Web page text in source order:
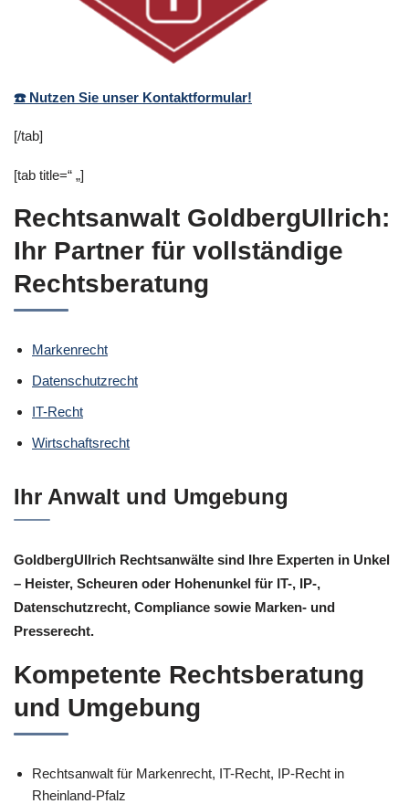
✓Datenschutzrecht,
Markenrecht, IT-Recht,
Wirtschaftsrecht
☎️ Nutzen Sie unser Kontaktformular!
[/tab]
[tab title=“ „]
Rechtsanwalt GoldbergUllrich:
Ihr Partner für vollständige
Rechtsberatung
Markenrecht
Datenschutzrecht
IT-Recht
Wirtschaftsrecht
Ihr Anwalt und Umgebung
GoldbergUllrich Rechtsanwälte sind Ihre Experten in Unkel
– Heister, Scheuren oder Hohenunkel für IT-, IP-,
Datenschutzrecht, Compliance sowie Marken- und
Presserecht.
Kompetente Rechtsberatung
und Umgebung
Rechtsanwalt für Markenrecht, IT-Recht, IP-Recht in
Rheinland-Pfalz